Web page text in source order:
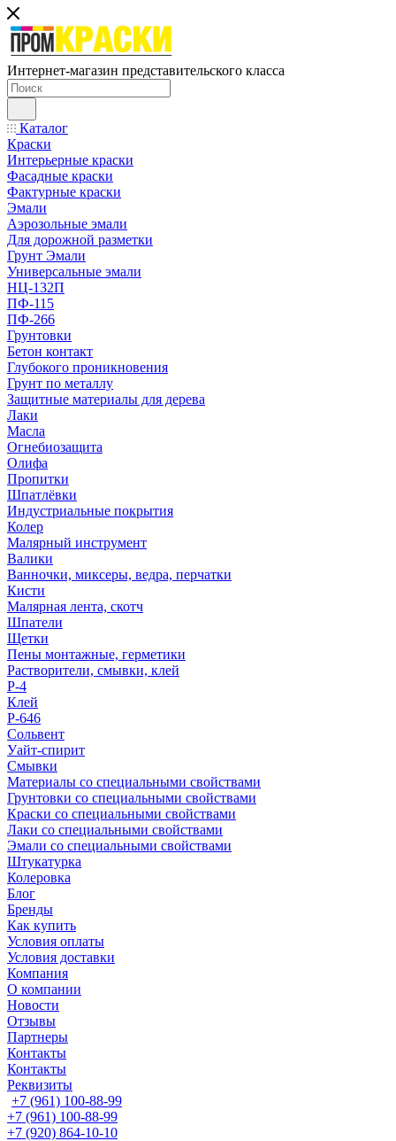
Интернет-магазин представительского класса
Каталог
Краски
Интерьерные краски
Фасадные краски
Фактурные краски
Эмали
Аэрозольные эмали
Для дорожной разметки
Грунт Эмали
Универсальные эмали
НЦ-132П
ПФ-115
ПФ-266
Грунтовки
Бетон контакт
Глубокого проникновения
Грунт по металлу
Защитные материалы для дерева
Лаки
Масла
Огнебиозащита
Олифа
Пропитки
Шпатлёвки
Индустриальные покрытия
Колер
Малярный инструмент
Валики
Ванночки, миксеры, ведра, перчатки
Кисти
Малярная лента, скотч
Шпатели
Щетки
Пены монтажные, герметики
Растворители, смывки, клей
Р-4
Клей
Р-646
Сольвент
Уайт-спирит
Смывки
Материалы со специальными свойствами
Грунтовки со специальными свойствами
Краски со специальными свойствами
Лаки со специальными свойствами
Эмали со специальными свойствами
Штукатурка
Колеровка
Блог
Бренды
Как купить
Условия оплаты
Условия доставки
Компания
О компании
Новости
Отзывы
Партнеры
Контакты
Контакты
Реквизиты
+7 (961) 100-88-99
+7 (961) 100-88-99
+7 (920) 864-10-10